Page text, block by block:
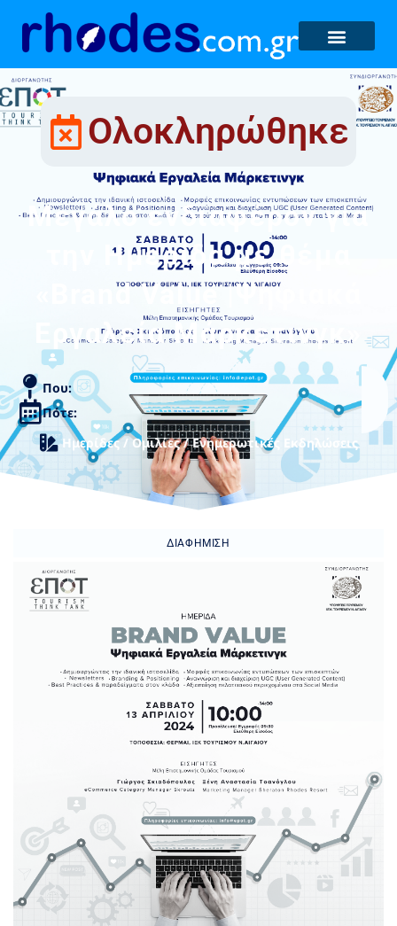
Ολοκληρώθηκε
Μεγάλο ενδιαφέρον για
την Ημερίδα με θέμα
«Brand Value |Ψηφιακά
Εργαλεία Μάρκετινγκ»
Που:
Πότε:
Ημερίδες / Ομιλίες / Ενημερωτικές Εκδηλώσεις
ΔΙΑΦΉΜΙΣΗ